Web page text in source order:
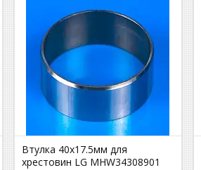
Втулка 40x17.5мм для
хрестовин LG MHW34308901